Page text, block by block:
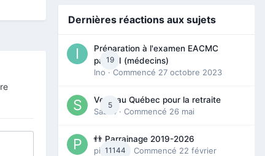
Dernières réactions aux sujets
19
Préparation à l'examen EACMC
partie I (médecins)
Ino · Commencé 27 octobre 2023
5
Venir au Québec pour la retraite
Sab74 · Commencé 26 mai
11144
👬 Parrainage 2019-2026
piinoush
· Commencé 22 février